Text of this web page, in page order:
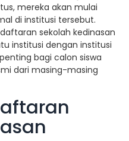
mereka akan mulai
di institusi tersebut.
sekolah kedinasan
institusi dengan institusi
bagi calon siswa
dari masing-masing